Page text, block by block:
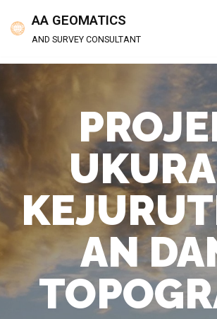
to
AA GEOMATICS
AND SURVEY CONSULTANT
AN